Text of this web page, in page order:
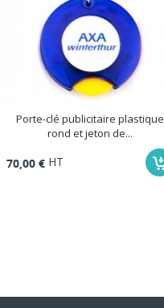
Porte-clé publicitaire plastique
rond et jeton de...
70,00 €HT